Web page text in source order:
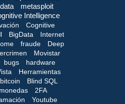
metasploit
Intelligence
Cognitive
BigData
Internet
fraude
Deep
Movistar
bugs
hardware
Herramientas
bitcoin
Blind SQL
2FA
Youtube